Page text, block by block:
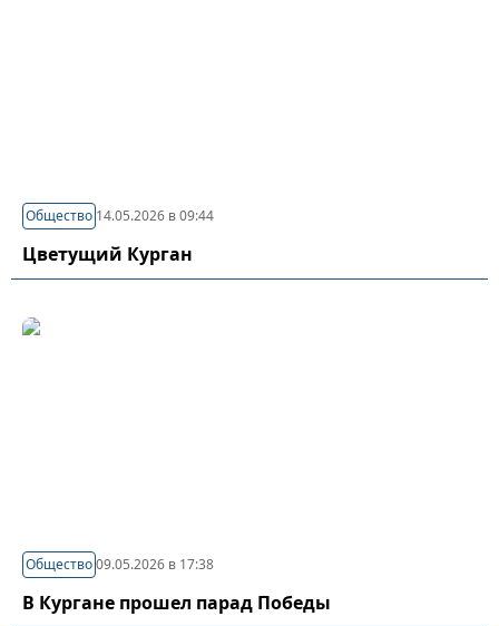
Общество 14.05.2026 в 09:44
Цветущий Курган
Общество09.05.2026 в 17:38
В Кургане прошел парад Победы